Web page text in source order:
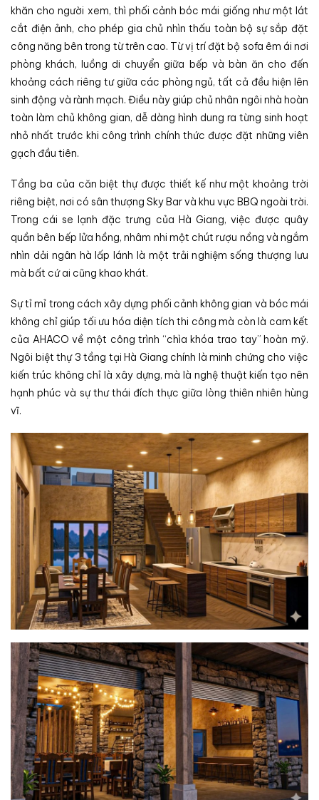
khăn cho người xem, thì phối cảnh bóc mái giống như một lát
cắt điện ảnh, cho phép gia chủ nhìn thấu toàn bộ sự sắp đặt
công năng bên trong từ trên cao. Từ vị trí đặt bộ sofa êm ái nơi
phòng khách, luồng di chuyển giữa bếp và bàn ăn cho đến
khoảng cách riêng tư giữa các phòng ngủ, tất cả đều hiện lên
sinh động và rành mạch. Điều này giúp chủ nhân ngôi nhà hoàn
toàn làm chủ không gian, dễ dàng hình dung ra từng sinh hoạt
nhỏ nhất trước khi công trình chính thức được đặt những viên
gạch đầu tiên.
Tầng ba của căn biệt thự được thiết kế như một khoảng trời
riêng biệt, nơi có sân thượng Sky Bar và khu vực BBQ ngoài trời.
Trong cái se lạnh đặc trưng của Hà Giang, việc được quây
quần bên bếp lửa hồng, nhâm nhi một chút rượu nồng và ngắm
nhìn dải ngân hà lấp lánh là một trải nghiệm sống thượng lưu
mà bất cứ ai cũng khao khát.
Sự tỉ mỉ trong cách xây dựng phối cảnh không gian và bóc mái
không chỉ giúp tối ưu hóa diện tích thi công mà còn là cam kết
của AHACO về một công trình “chìa khóa trao tay” hoàn mỹ.
Ngôi biệt thự 3 tầng tại Hà Giang chính là minh chứng cho việc
kiến trúc không chỉ là xây dựng, mà là nghệ thuật kiến tạo nên
hạnh phúc và sự thư thái đích thực giữa lòng thiên nhiên hùng
vĩ.